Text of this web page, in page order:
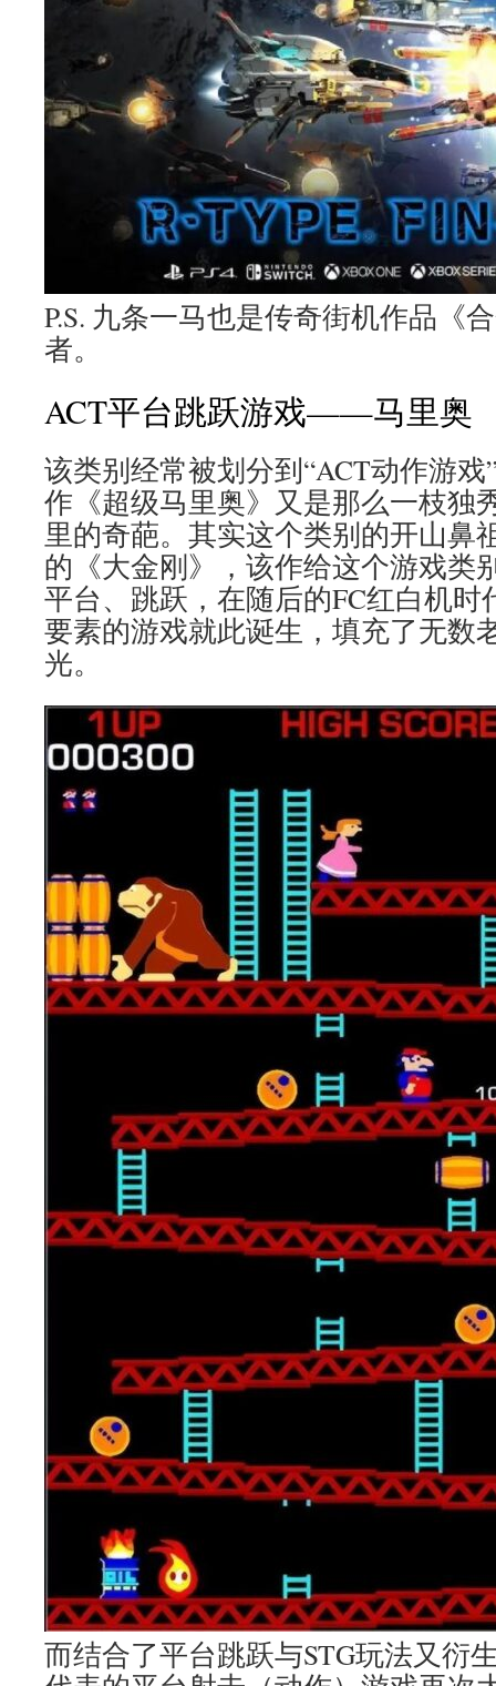
P.S. 九条一马也是传奇街机作品《
者。
ACT平台跳跃游戏——马里奥
该类别经常被划分到“ACT动作游
作《超级马里奥》又是那么一枝独
里的奇葩。其实这个类别的开山鼻
的《大金刚》，该作给这个游戏类
平台、跳跃，在随后的FC红白机时
要素的游戏就此诞生，填充了无数
光。
而结合了平台跳跃与STG玩法又衍